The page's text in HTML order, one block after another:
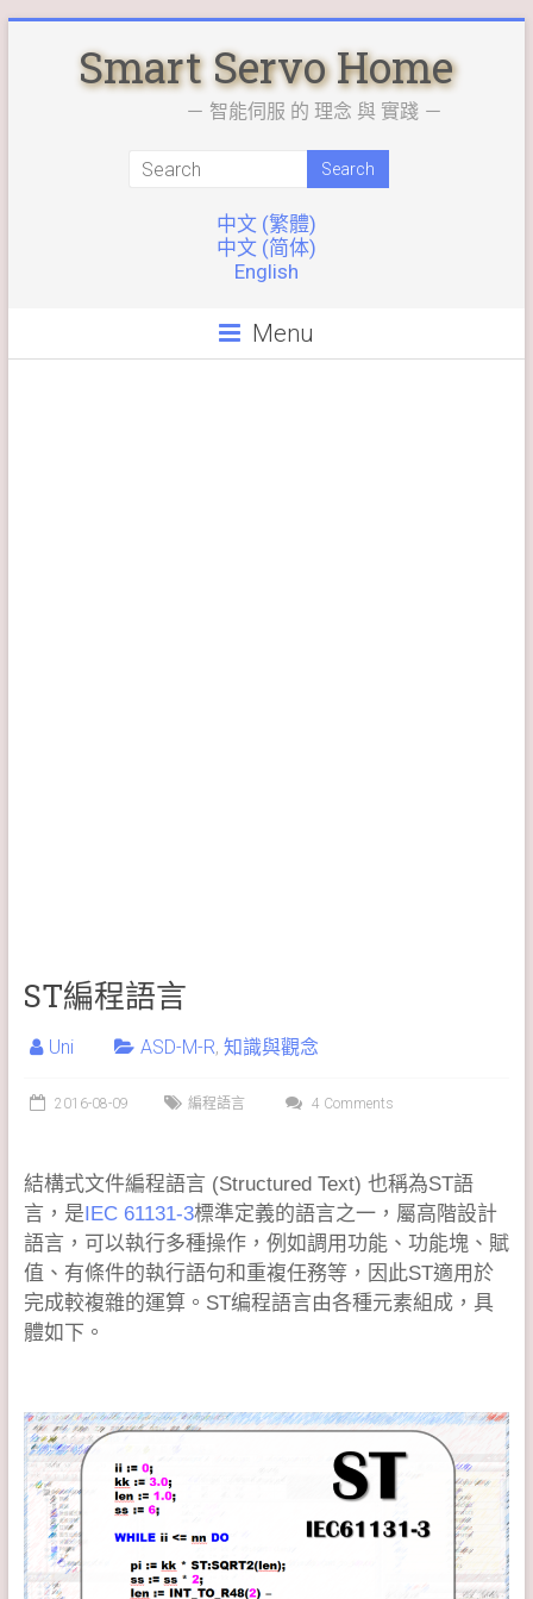
Smart Servo Home
－ 智能伺服 的 理念 與 實踐 －
中文 (繁體)
中文 (简体)
English
Menu
ST編程語言
Uni ASD-M-R, 知識與觀念
2016-08-09 編程語言 4 Comments
結構式文件編程語言 (Structured Text) 也稱為ST語
言，是IEC 61131-3標準定義的語言之一，屬高階設計
語言，可以執行多種操作，例如調用功能、功能塊、賦
值、有條件的執行語句和重複任務等，因此ST適用於
完成較複雜的運算。ST编程語言由各種元素組成，具
體如下。